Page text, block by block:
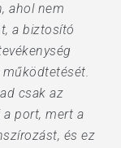
ahol nem
a biztosító
csak az
a port, mert a
és ez